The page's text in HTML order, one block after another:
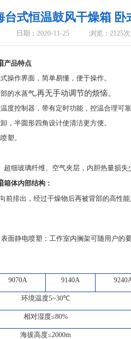
台式恒温鼓风干燥箱 卧
日期：2020-11-25 浏览：2125次
产品特点
操作界面，简单易懂，便于操作。
的水蒸气,再无手动调节的烦恼。
度控制器，带有定时功能，控温合理可靠
，半圆形四角设计使清洁更方便。
塑。
细玻璃纤维、空气夹层，内胆热量损
箱体内部结构：
前排出，经过干燥物后再被背部的高性
面静电喷塑；工作室内搁架可随用户的
9070A 9140A
环境温度5~30℃
相对湿度≤80%
海拔高度≤2000m